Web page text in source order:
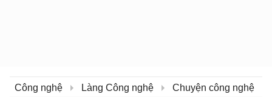
Công nghệ Làng Công nghệ Chuyện công nghệ